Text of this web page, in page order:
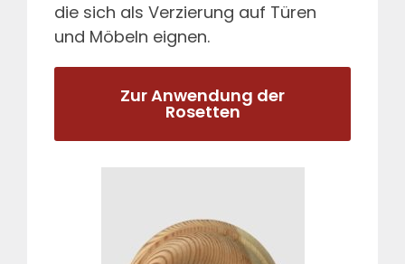
die sich als Verzierung auf Türen
und Möbeln eignen.
Zur Anwendung der
Rosetten